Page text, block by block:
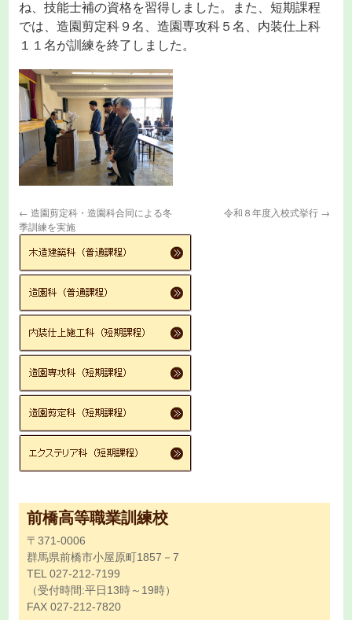
ね、技能士補の資格を習得しました。また、短期課程
では、造園剪定科９名、造園専攻科５名、内装仕上科
１１名が訓練を終了しました。
← 造園剪定科・造園科合同による冬
季訓練を実施
令和８年度入校式挙行 →
前橋高等職業訓練校
〒371-0006
群馬県前橋市小屋原町1857－7
TEL 027-212-7199
（受付時間:平日13時～19時）
FAX 027-212-7820